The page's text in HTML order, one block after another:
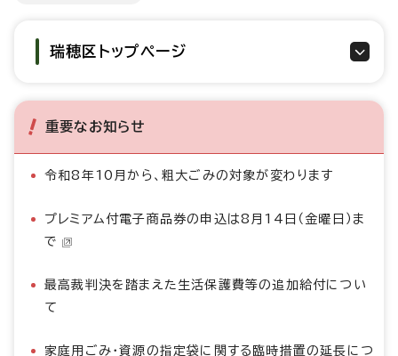
瑞穂区トップページ
重要なお知らせ
令和8年10月から、粗大ごみの対象が変わります
プレミアム付電子商品券の申込は8月14日（金曜日）ま
で
最高裁判決を踏まえた生活保護費等の追加給付につい
て
家庭用ごみ・資源の指定袋に関する臨時措置の延長につ